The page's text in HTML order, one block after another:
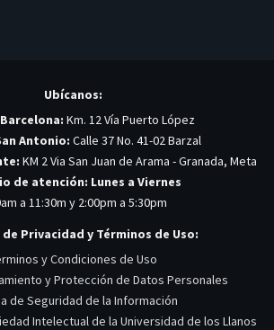
Ubícanos:
Km. 12 Vía Puerto López
Antonio: Calle 37 No. 41-02 Barzal
KM 2 Via San Juan de Arama - Granada, Meta
de atención: Lunes a Viernes
a 11:30m y 2:00pm a 5:30pm
Privacidad y Términos de Uso:
y Condiciones de Uso
y Protección de Datos Personales
de Seguridad de la Información
Intelectual de la Universidad de los Llanos